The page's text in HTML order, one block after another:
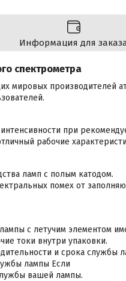
Информация для
спектрометра
мировых производителей
при
рабочие
ламп с полым катодом.
помех от
с летучим элементом
токи внутри упаковки.
и срока службы
лампы Если
вашей лампы.